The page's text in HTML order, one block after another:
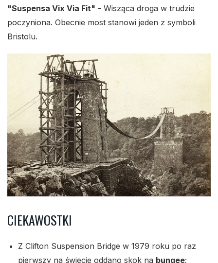
"Suspensa Vix Via Fit" - Wisząca droga w trudzie
poczyniona. Obecnie most stanowi jeden z symboli
Bristolu.
CIEKAWOSTKI
Z Clifton Suspension Bridge w 1979 roku po raz
pierwszy na świecie oddano skok na bungee;